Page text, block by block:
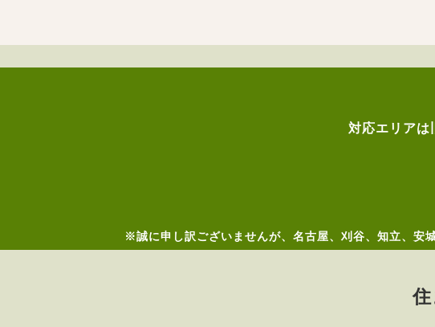
対応エリアは
※誠に申し訳ございませんが、名古屋、刈谷、知立、安